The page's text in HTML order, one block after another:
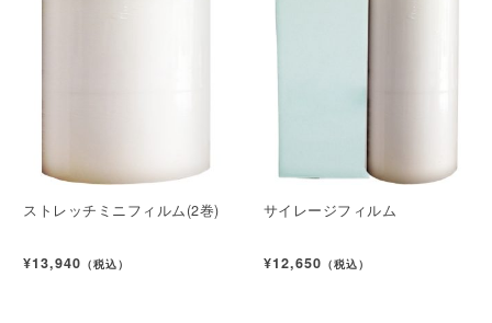
ストレッチミニフィルム(2巻)
¥13,940 （税込）
サイレージフィルム
¥12,650 （税込）